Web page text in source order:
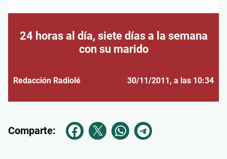
24 horas al día, siete días a la semana
con su marido
Redacción Radiolé 30/11/2011, a las 10:34
Comparte: